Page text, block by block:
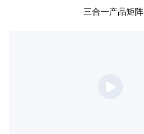
三合一产品矩阵